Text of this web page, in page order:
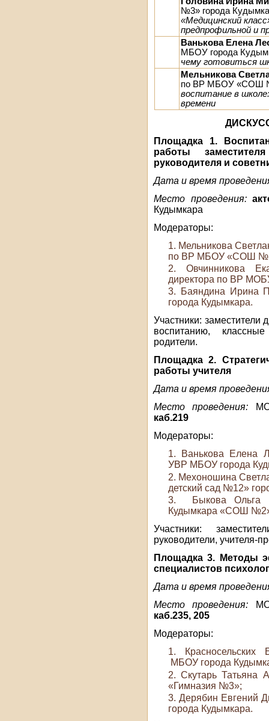
№3» города
«Медицинский
предпрофильной и
Ванькова Елена
МБОУ города
чему готовиться
Мельникова
по ВР МБОУ «СОШ
воспитание в
времени
Площадка 1.
работы
руководителя и
Дата и время
Место проведения:
Кудымкара
Модераторы:
Мельникова
по ВР МБОУ «СОШ
Овчинникова
директора по ВР
Баяндина Ирина
города Кудымкара.
Участники: заместители
воспитанию, классные
родители.
Площадка 2.
работы учителя
Дата и время
Место проведения:
каб.219
Модераторы:
Ванькова Елена
УВР МБОУ города
Мехоношина
детский сад №12»
Быкова Ольга
Кудымкара «СОШ
Участники:
руководители, учителя-
Площадка 3. Методы
специалистов
Дата и время
Место проведения:
каб.235, 205
Модераторы:
Красносельских
МБОУ города
Скутарь Татьяна
«Гимназия №3»;
Дерябин Евгений
города Кудымкара.